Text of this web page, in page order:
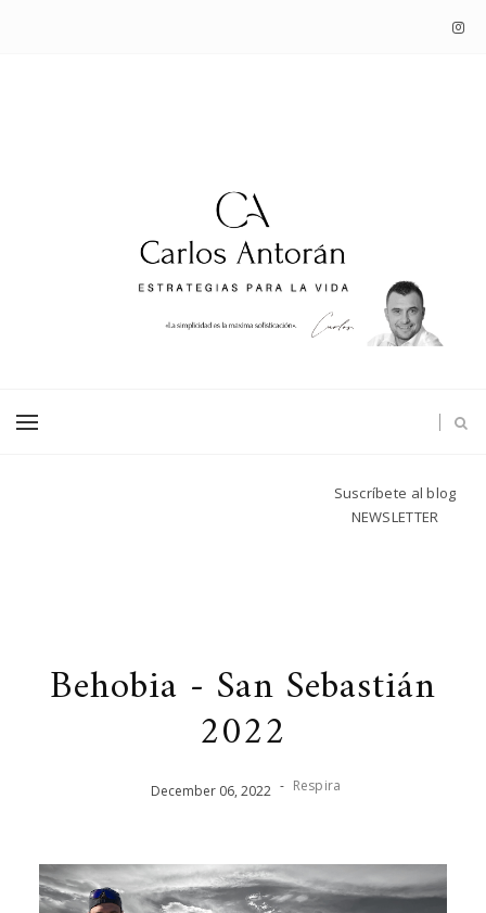
Suscríbete al blog
NEWSLETTER
Behobia - San Sebastián
2022
December 06, 2022 - Respira